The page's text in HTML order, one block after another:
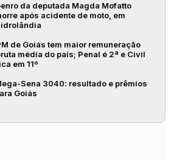
da deputada Magda Mofatto
após acidente de moto, em
de Goiás tem maior remuneração
média do país; Penal é 2ª e Civil
em 11º
Sena 3040: resultado e prêmios
Goiás